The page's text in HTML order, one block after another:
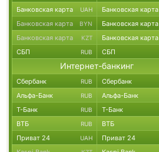
Банковская карта UAH Банковская карта
Банковская карта BYN Банковская карта
Банковская карта KZT Банковская карта
СБП RUB СБП
Интернет-банкинг
Сбербанк RUB Сбербанк
Альфа-Банк RUB Альфа-Банк
Т-Банк RUB Т-Банк
ВТБ RUB ВТБ
Приват 24 UAH Приват 24